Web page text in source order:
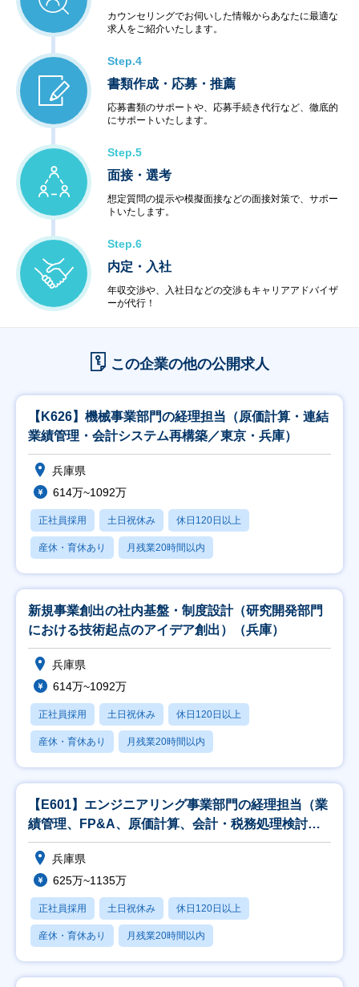
カウンセリングでお伺いした情報からあなたに最適な
求人をご紹介いたします。
Step.4
書類作成・応募・推薦
応募書類のサポートや、応募手続き代行など、徹底的
にサポートいたします。
Step.5
面接・選考
想定質問の提示や模擬面接などの面接対策で、サポー
トいたします。
Step.6
内定・入社
年収交渉や、入社日などの交渉もキャリアアドバイザ
ーが代行！
この企業の他の公開求人
【K626】機械事業部門の経理担当（原価計算・連結
業績管理・会計システム再構築／東京・兵庫）
兵庫県
614万~1092万
正社員採用 土日祝休み 休日120日以上
産休・育休あり 月残業20時間以内
新規事業創出の社内基盤・制度設計（研究開発部門
における技術起点のアイデア創出）（兵庫）
兵庫県
614万~1092万
正社員採用 土日祝休み 休日120日以上
産休・育休あり 月残業20時間以内
【E601】エンジニアリング事業部門の経理担当（業
績管理、FP&A、原価計算、会計・税務処理検討、
監
兵庫県
625万~1135万
正社員採用 土日祝休み 休日120日以上
産休・育休あり 月残業20時間以内